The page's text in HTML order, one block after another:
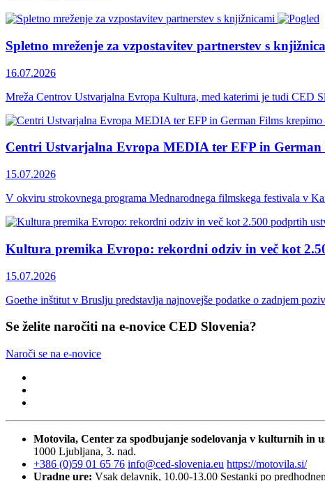
Spletno mreženje za vzpostavitev partnerstev s
16.07.2026
Mreža Centrov Ustvarjalna Evropa Kultura, med katerimi je tudi CED
Centri Ustvarjalna Evropa MEDIA ter EFP in
15.07.2026
V okviru strokovnega programa Mednarodnega filmskega festivala v
Kultura premika Evropo: rekordni odziv in več kot
15.07.2026
Goethe inštitut v Bruslju predstavlja najnovejše podatke o zadnjem
Se želite naročiti na e-novice CED Slovenia?
Naroči se na e-novice
Motovila, Center za spodbujanje sodelovanja v kulturnih in
1000 Ljubljana, 3. nad.
+386 (0)59 01 65 76 info@ced-slovenia.eu https://motovila.si/
Uradne ure: Vsak delavnik, 10.00-13.00 Sestanki po